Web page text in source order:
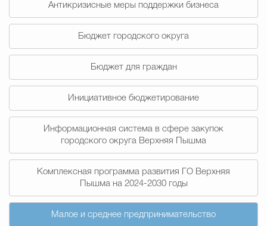
Муниципальная
Городская среда
Экономика
Антикризисные меры поддержки бизнеса
Бюджет городского округа
Бюджет для граждан
Инициативное бюджетирование
Информационная система в сфере закупок
городского округа Верхняя Пышма
Комплексная программа развития ГО Верхняя
Пышма на 2024-2030 годы
Малое и среднее предпринимательство